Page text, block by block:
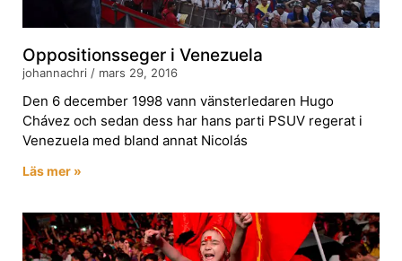
Oppositionsseger i Venezuela
johannachri mars 29, 2016
Den 6 december 1998 vann vänsterledaren Hugo
Chávez och sedan dess har hans parti PSUV regerat i
Venezuela med bland annat Nicolás
Läs mer »